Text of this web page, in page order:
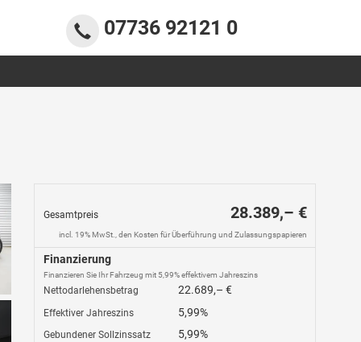
07736 92121 0
Gesamtpreis 28.389,– €
incl. 19% MwSt., den Kosten für Überführung und Zulassungspapieren
Finanzierung
Finanzieren Sie Ihr Fahrzeug mit 5,99% effektivem Jahreszins
Nettodarlehensbetrag 22.689,– €
Effektiver Jahreszins 5,99%
Gebundener Sollzinssatz 5,99%